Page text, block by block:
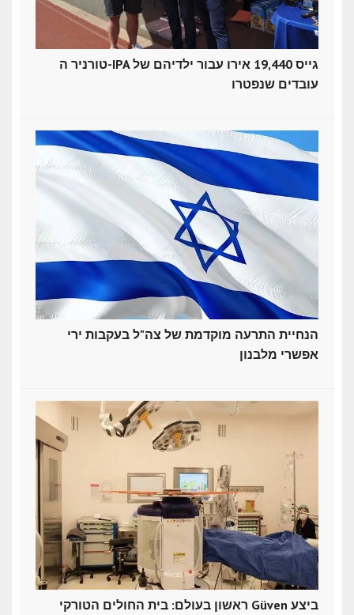
טורניר ה-IPA גייס 19,440 אירו עבור ילדיהם של
עובדים שנפטרו
הנחיית התרעה מוקדמת של צה"ל בעקבות ירי
אפשרי מלבנון
ראשון בעולם: בית החולים הטורקי Güven ביצע